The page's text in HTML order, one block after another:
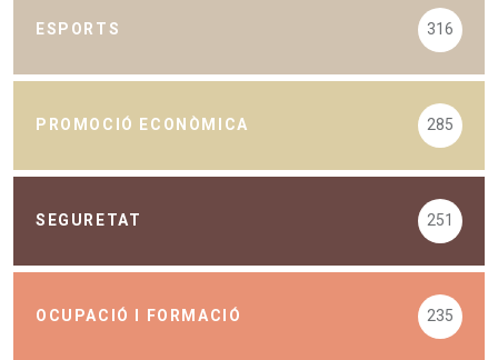
ESPORTS 316
PROMOCIÓ ECONÒMICA 285
SEGURETAT 251
OCUPACIÓ I FORMACIÓ 235